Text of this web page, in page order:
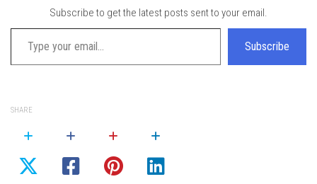
Subscribe to get the latest posts sent to your email.
Type your email…
Subscribe
SHARE